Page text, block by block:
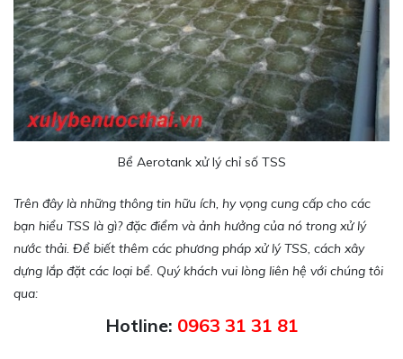
Bể Aerotank xử lý chỉ số TSS
Trên đây là những thông tin hữu ích, hy vọng cung cấp cho các
bạn hiểu TSS là gì? đặc điểm và ảnh hưởng của nó trong xử lý
nước thải. Để biết thêm các phương pháp xử lý TSS, cách xây
dựng lắp đặt các loại bể. Quý khách vui lòng liên hệ với chúng tôi
qua:
Hotline: 0963 31 31 81